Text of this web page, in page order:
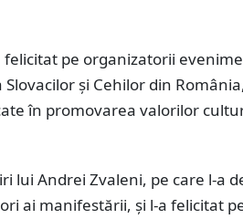
felicitat pe organizatorii
și Cehilor din
în promovarea valorilor
lui Andrei Zvaleni, pe care l-a
ai manifestării, și l-a felicitat